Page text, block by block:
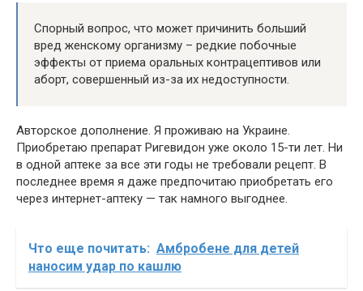
Спорный вопрос, что может причинить больший
вред женскому организму – редкие побочные
эффекты от приема оральных контрацептивов или
аборт, совершенный из-за их недоступности.
Авторское дополнение. Я проживаю на Украине.
Приобретаю препарат Ригевидон уже около 15-ти лет. Ни
в одной аптеке за все эти годы не требовали рецепт. В
последнее время я даже предпочитаю приобретать его
через интернет-аптеку — так намного выгоднее.
Что еще почитать: Амбробене для детей
наносим удар по кашлю